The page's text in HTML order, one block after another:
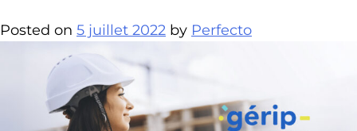
Posted on 5 juillet 2022 by Perfecto